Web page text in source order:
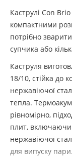
Каструлі Con
компактними
потрібно
супчика або
Каструля
18/10, стійка до
нержавіючої
тепла.
рівномірно,
плит, включаючи
нержавіючої
для випуску